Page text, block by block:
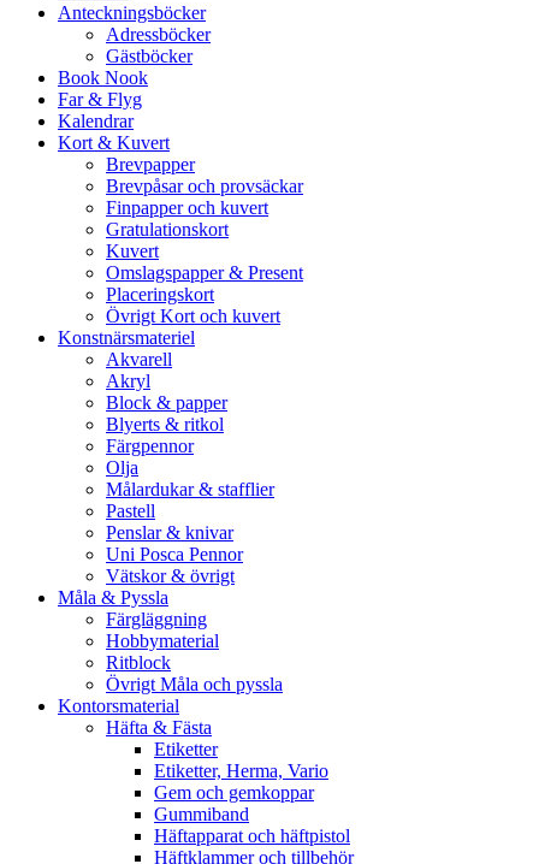
Anteckningsböcker
Adressböcker
Gästböcker
Book Nook
Far & Flyg
Kalendrar
Kort & Kuvert
Brevpapper
Brevpåsar och provsäckar
Finpapper och kuvert
Gratulationskort
Kuvert
Omslagspapper & Present
Placeringskort
Övrigt Kort och kuvert
Konstnärsmateriel
Akvarell
Akryl
Block & papper
Blyerts & ritkol
Färgpennor
Olja
Målardukar & stafflier
Pastell
Penslar & knivar
Uni Posca Pennor
Vätskor & övrigt
Måla & Pyssla
Färgläggning
Hobbymaterial
Ritblock
Övrigt Måla och pyssla
Kontorsmaterial
Häfta & Fästa
Etiketter
Etiketter, Herma, Vario
Gem och gemkoppar
Gummiband
Häftapparat och häftpistol
Häftklammer och tillbehör